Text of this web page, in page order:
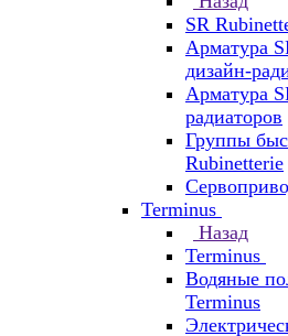
SR
Арматура
дизайн-
Арматура
радиаторов
Группы
Rubinetterie
Terminus
Назад
Terminus
Водяные
Terminus